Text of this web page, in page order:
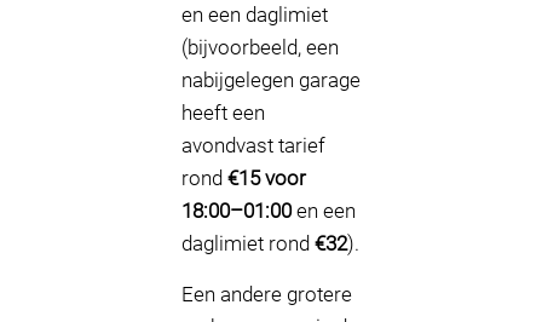
en een daglimiet
(bijvoorbeeld, een
nabijgelegen garage
heeft een
avondvast tarief
rond €15 voor
18:00–01:00en een
daglimiet rond €32).
Een andere grotere